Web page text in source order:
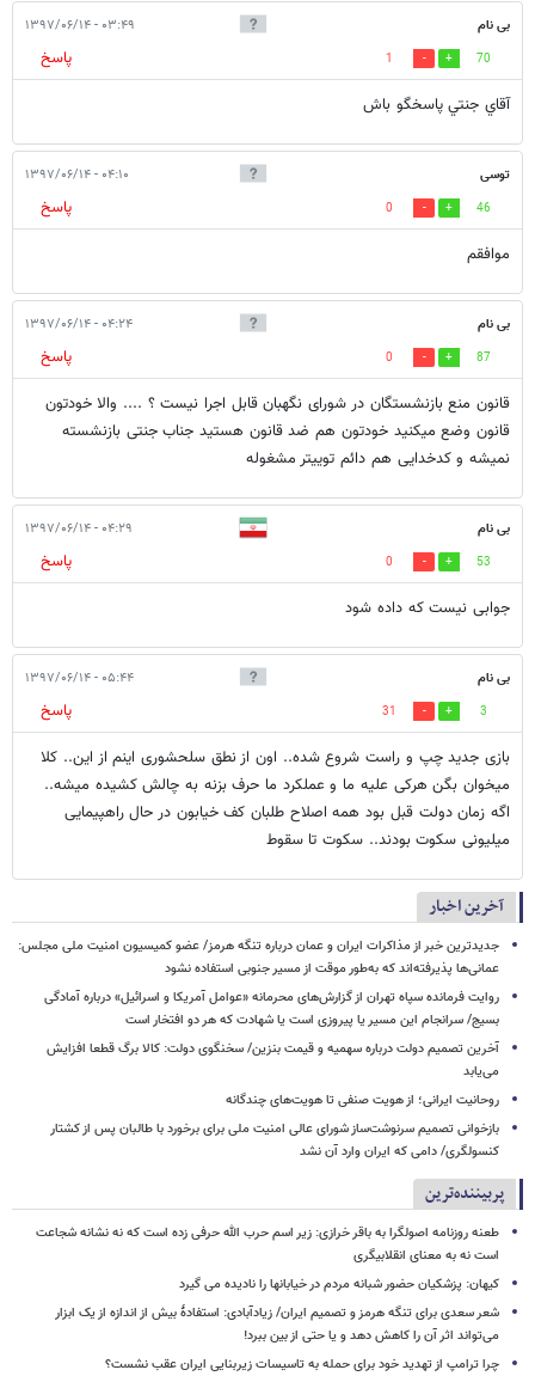
بی نام ۰۳:۴۹ - ۱۳۹۷/۰۶/۱۴
70
1
پاسخ
آقاي جنتي پاسخگو باش
توسی ۰۴:۱۰ - ۱۳۹۷/۰۶/۱۴
46
0
پاسخ
موافقم
بی نام ۰۴:۲۴ - ۱۳۹۷/۰۶/۱۴
87
0
پاسخ
قانون منع بازنشستگان در شورای نگهبان قابل اجرا نیست ؟ .... والا خودتون
قانون وضع میکنید خودتون هم ضد قانون هستید جناب جنتی بازنشسته
نمیشه و کدخدایی هم دائم توییتر مشغوله
بی نام ۰۴:۲۹ - ۱۳۹۷/۰۶/۱۴
53
0
پاسخ
جوابی نیست که داده شود
بی نام ۰۵:۴۴ - ۱۳۹۷/۰۶/۱۴
3
31
پاسخ
بازی جدید چپ و راست شروع شده.. اون از نطق سلحشوری اینم از این.. کلا
میخوان بگن هرکی علیه ما و عملکرد ما حرف بزنه به چالش کشیده میشه..
اگه زمان دولت قبل بود همه اصلاح طلبان کف خیابون در حال راهپیمایی
میلیونی سکوت بودند.. سکوت تا سقوط
آخرین اخبار
جدیدترین خبر از مذاکرات ایران و عمان درباره تنگه هرمز/ عضو کمیسیون امنیت ملی مجلس:
عمانی‌ها پذیرفته‌اند که به‌طور موقت از مسیر جنوبی استفاده نشود
روایت فرمانده سپاه تهران از گزارش‌های محرمانه «عوامل آمریکا و اسرائیل» درباره آمادگی
بسیج/ سرانجام این مسیر یا پیروزی است یا شهادت که هر دو افتخار است
آخرین تصمیم دولت درباره سهمیه و قیمت بنزین/ سخنگوی دولت: کالا برگ قطعا افزایش
می‌یابد
روحانیت ایرانی؛ از هویت صنفی تا هویت‌های چندگانه
بازخوانی تصمیم سرنوشت‌ساز شورای عالی امنیت ملی برای برخورد با طالبان پس از کشتار
کنسولگری/ دامی که ایران وارد آن نشد
پربیننده‌ترین
طعنه روزنامه اصولگرا به باقر خرازی: زیر اسم حرب الله حرفی زده است که نه نشانه شجاعت
است نه به معنای انقلابیگری
کیهان: پزشکیان حضور شبانه مردم در خیابانها را نادیده می گیرد
شعر سعدی برای تنگه هرمز و تصمیم ایران/ زیادآبادی: استفادهٔ بیش از اندازه از یک ابزار
می‌تواند اثر آن را کاهش دهد و یا حتی از بین ببرد!
چرا ترامپ از تهدید خود برای حمله به تاسیسات زیربنایی ایران عقب نشست؟